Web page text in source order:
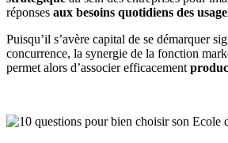
réponses aux besoins quotidiens des
Puisqu’il s’avère capital de se démarquer
concurrence, la synergie de la fonction
permet alors d’associer efficacement